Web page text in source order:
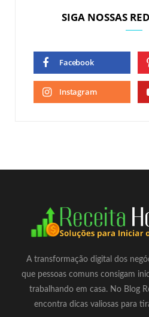
SIGA NOSSAS
Facebook
Instagram
A transformação digital dos
que pessoas comuns consigam
trabalhando em casa. No Blog
encontra dicas valiosas para